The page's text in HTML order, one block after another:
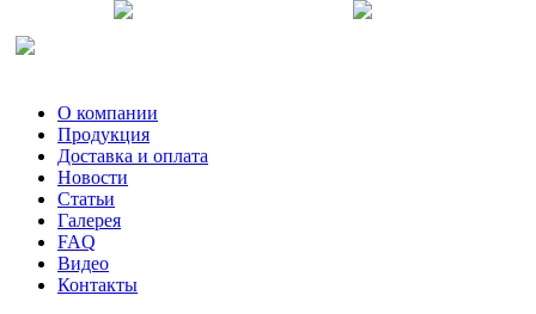
О компании
Продукция
Доставка и оплата
Новости
Статьи
Галерея
FAQ
Видео
Контакты